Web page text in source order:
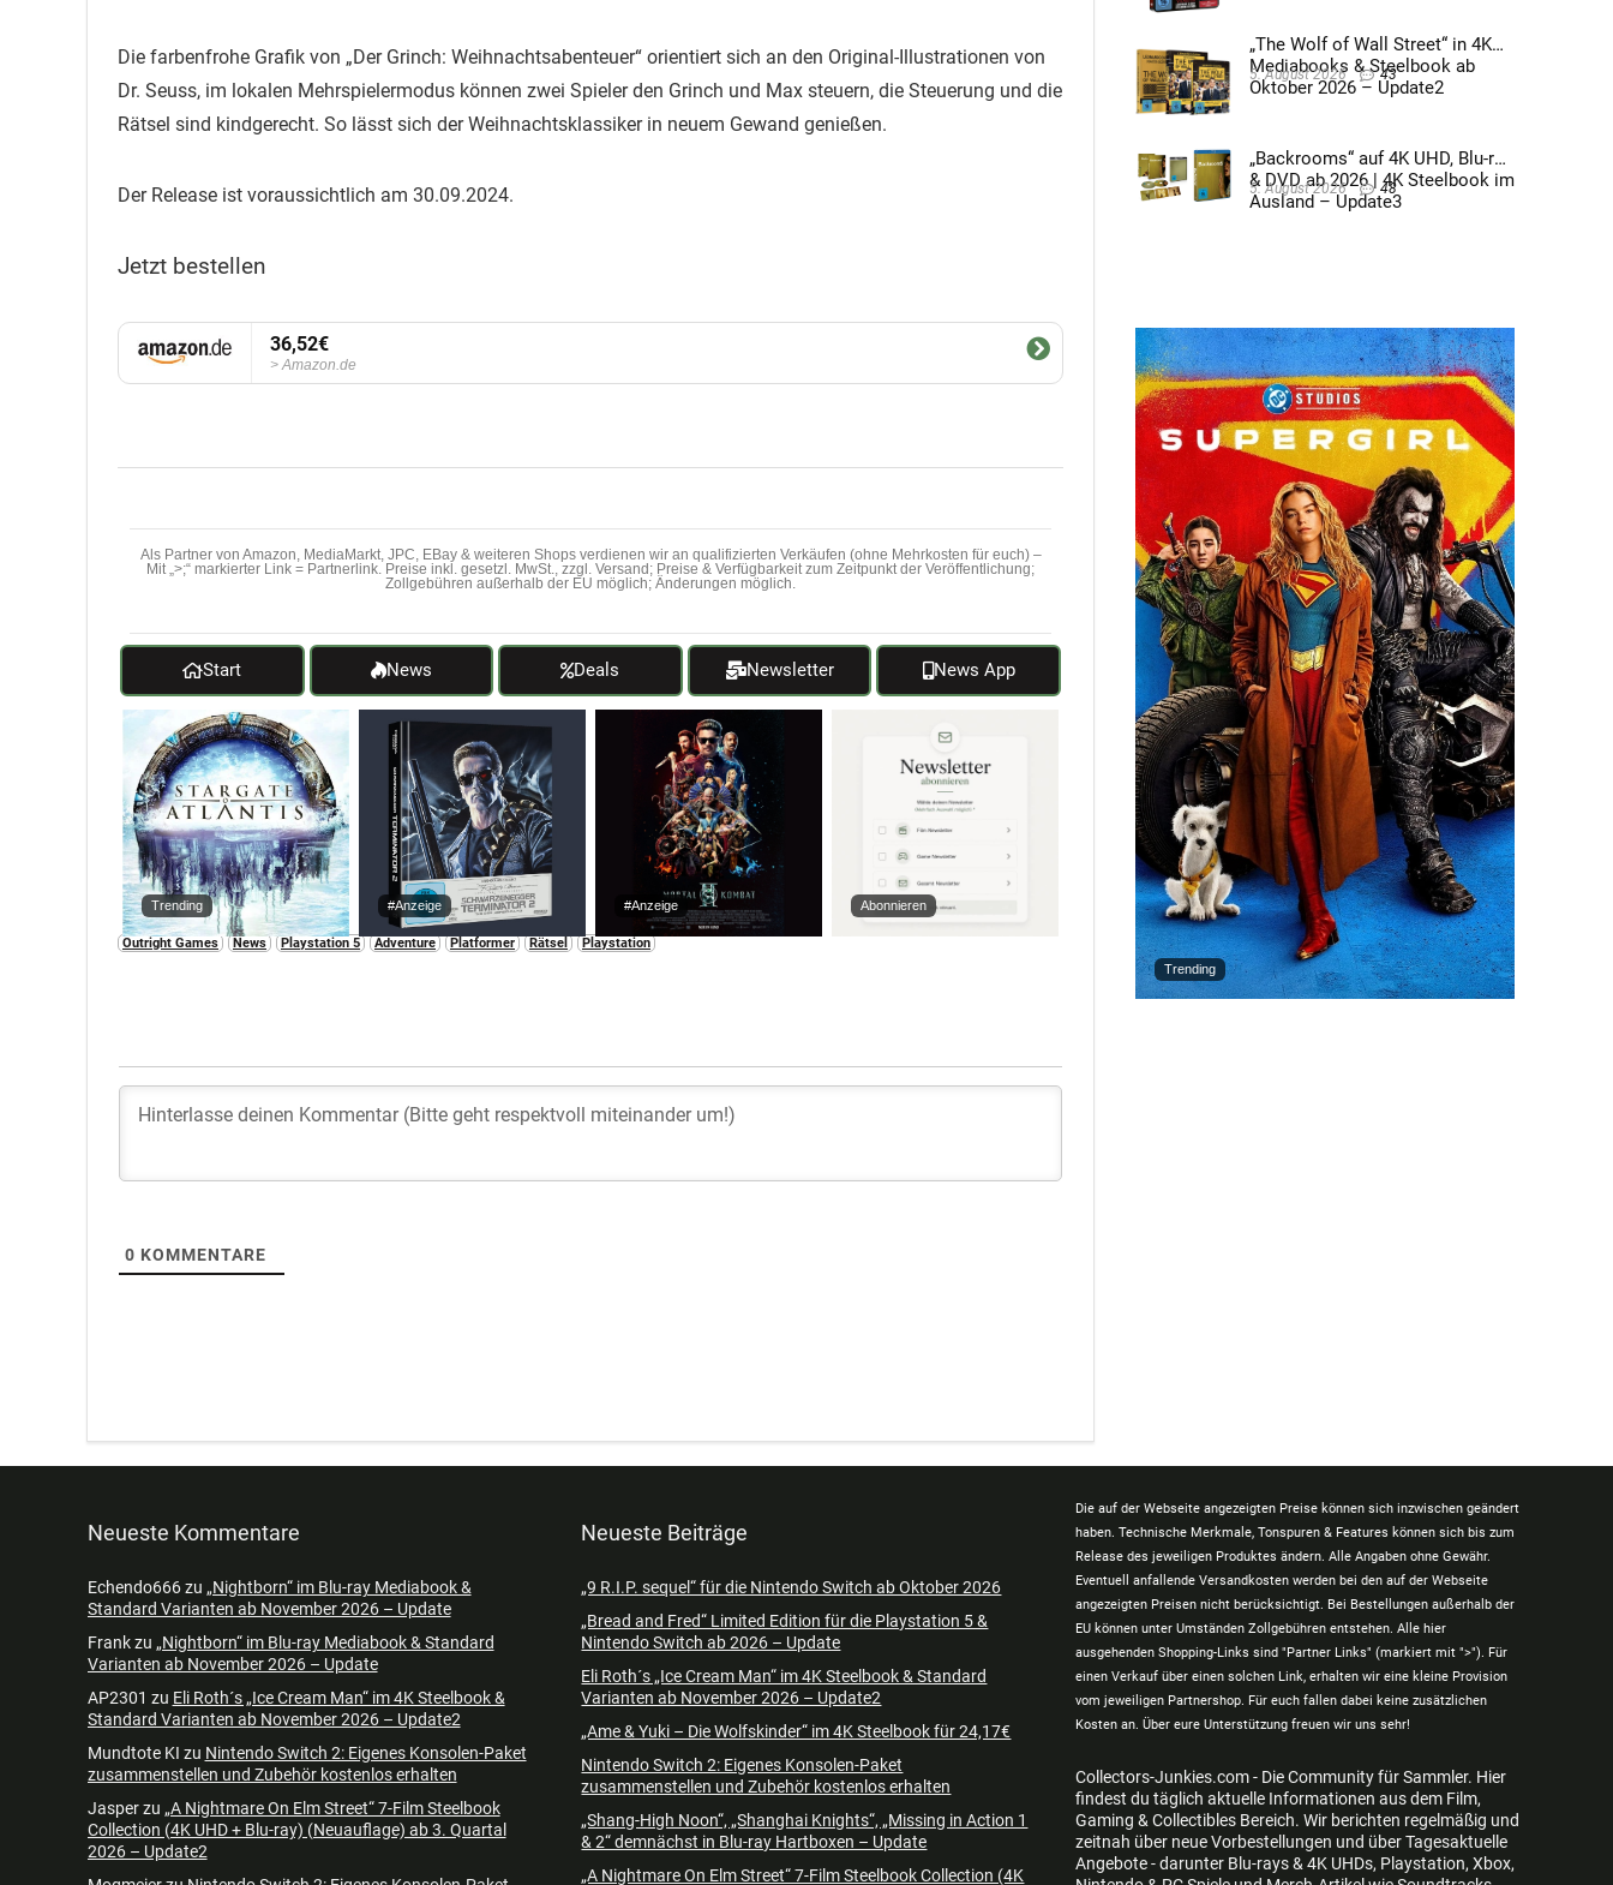
Die farbenfrohe Grafik von „Der Grinch: Weihnachtsabenteuer“ orientiert sich an den Original-Illustrationen von
Dr. Seuss, im lokalen Mehrspielermodus können zwei Spieler den Grinch und Max steuern, die Steuerung und die
Rätsel sind kindgerecht. So lässt sich der Weihnachtsklassiker in neuem Gewand genießen.
Der Release ist voraussichtlich am 30.09.2024.
Jetzt bestellen
36,52€
Amazon.de
Als Partner von Amazon, MediaMarkt, JPC, EBay & weiteren Shops verdienen wir an qualifizierten Verkäufen (ohne Mehrkosten für euch) –
Mit „>;“ markierter Link = Partnerlink. Preise inkl. gesetzl. MwSt., zzgl. Versand; Preise & Verfügbarkeit zum Zeitpunkt der Veröffentlichung;
Zollgebühren außerhalb der EU möglich; Änderungen möglich.
Start News Deals Newsletter News App
Trending #Anzeige #Anzeige Abonnieren
Outright Games News Playstation 5 Adventure Platformer Rätsel Playstation
0 KOMMENTARE
„The Wolf of Wall Street“ in 4K
Mediabooks & Steelbook ab
Oktober 2026 – Update2
5. August 2026 43
„Backrooms“ auf 4K UHD, Blu-ray
& DVD ab 2026 | 4K Steelbook im
Ausland – Update3
5. August 2026 48
Trending
Neueste Kommentare
Echendo666zu „Nightborn“ im Blu-ray Mediabook &
Standard Varianten ab November 2026 – Update
Frankzu „Nightborn“ im Blu-ray Mediabook & Standard
Varianten ab November 2026 – Update
AP2301 zu Eli Roth´s „Ice Cream Man“ im 4K Steelbook &
Standard Varianten ab November 2026 – Update2
Mundtote KI zu Nintendo Switch 2: Eigenes Konsolen-Paket
zusammenstellen und Zubehör kostenlos erhalten
Jasperzu „A Nightmare On Elm Street“ 7-Film Steelbook
Collection (4K UHD + Blu-ray) (Neuauflage) ab 3. Quartal
2026 – Update2
Neueste Beiträge
„9 R.I.P. sequel“ für die Nintendo Switch ab Oktober 2026
„Bread and Fred“ Limited Edition für die Playstation 5 &
Nintendo Switch ab 2026 – Update
Eli Roth´s „Ice Cream Man“ im 4K Steelbook & Standard
Varianten ab November 2026 – Update2
„Ame & Yuki – Die Wolfskinder“ im 4K Steelbook für 24,17€
Nintendo Switch 2: Eigenes Konsolen-Paket
zusammenstellen und Zubehör kostenlos erhalten
„Shang-High Noon“, „Shanghai Knights“, „Missing in Action 1
& 2“ demnächst in Blu-ray Hartboxen – Update
„A Nightmare On Elm Street“ 7-Film Steelbook Collection (4K
Die auf der Webseite angezeigten Preise können sich inzwischen geändert
haben. Technische Merkmale, Tonspuren & Features können sich bis zum
Release des jeweiligen Produktes ändern. Alle Angaben ohne Gewähr.
Eventuell anfallende Versandkosten werden bei den auf der Webseite
angezeigten Preisen nicht berücksichtigt. Bei Bestellungen außerhalb der
EU können unter Umständen Zollgebühren entstehen. Alle hier
ausgehenden Shopping-Links sind "Partner Links" (markiert mit ">"). Für
einen Verkauf über einen solchen Link, erhalten wir eine kleine Provision
vom jeweiligen Partnershop. Für euch fallen dabei keine zusätzlichen
Kosten an. Über eure Unterstützung freuen wir uns sehr!
Collectors-Junkies.com - Die Community für Sammler. Hier
findest du täglich aktuelle Informationen aus dem Film,
Gaming & Collectibles Bereich. Wir berichten regelmäßig und
zeitnah über neue Vorbestellungen und über Tagesaktuelle
Angebote - darunter Blu-rays & 4K UHDs, Playstation, Xbox,